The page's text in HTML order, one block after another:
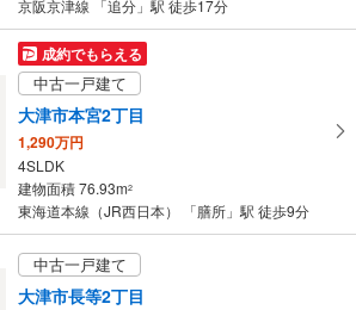
京阪京津線 「追分」駅 徒歩17分
成約でもらえる
中古一戸建て
大津市本宮2丁目
1,290万円
4SLDK
建物面積 76.93m2
東海道本線（JR西日本） 「膳所」駅 徒歩9分
中古一戸建て
大津市長等2丁目